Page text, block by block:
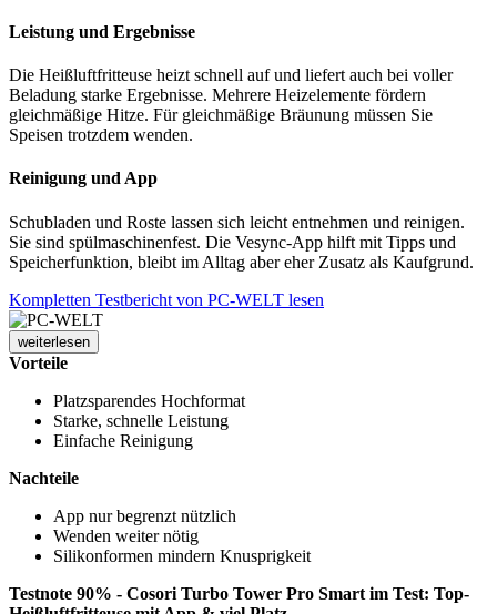
Leistung und Ergebnisse
Die Heißluftfritteuse heizt schnell auf und liefert auch bei voller
Beladung starke Ergebnisse. Mehrere Heizelemente fördern
gleichmäßige Hitze. Für gleichmäßige Bräunung müssen Sie
Speisen trotzdem wenden.
Reinigung und App
Schubladen und Roste lassen sich leicht entnehmen und reinigen.
Sie sind spülmaschinenfest. Die Vesync-App hilft mit Tipps und
Speicherfunktion, bleibt im Alltag aber eher Zusatz als Kaufgrund.
Kompletten Testbericht von PC-WELT lesen
weiterlesen
Vorteile
Platzsparendes Hochformat
Starke, schnelle Leistung
Einfache Reinigung
Nachteile
App nur begrenzt nützlich
Wenden weiter nötig
Silikonformen mindern Knusprigkeit
Testnote 90% - Cosori Turbo Tower Pro Smart im Test: Top-